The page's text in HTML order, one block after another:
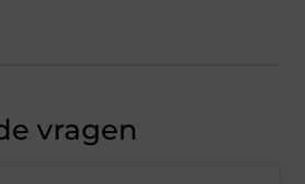
vragen